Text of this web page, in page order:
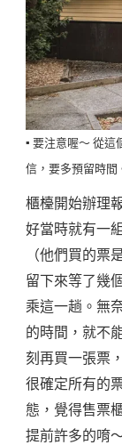
▪️ 要注意喔～ 從這
信，要多預留時間
櫃檯開始辦理
好當時就有一
（他們買的票
留下來等了幾
乘這一趟。無
的時間，就不
刻再買一張票
很確定所有的
態，覺得售票
提前許多的唷